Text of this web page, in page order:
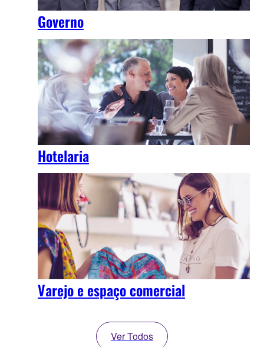
Governo
Hotelaria
Varejo e espaço comercial
Ver Todos